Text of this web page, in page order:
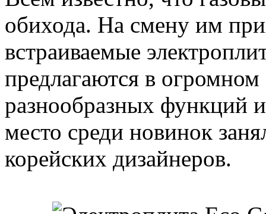
обихода. На смену им
встраиваемые
предлагаются в
разнообразных функций
место среди новинок
корейских дизайнеров.